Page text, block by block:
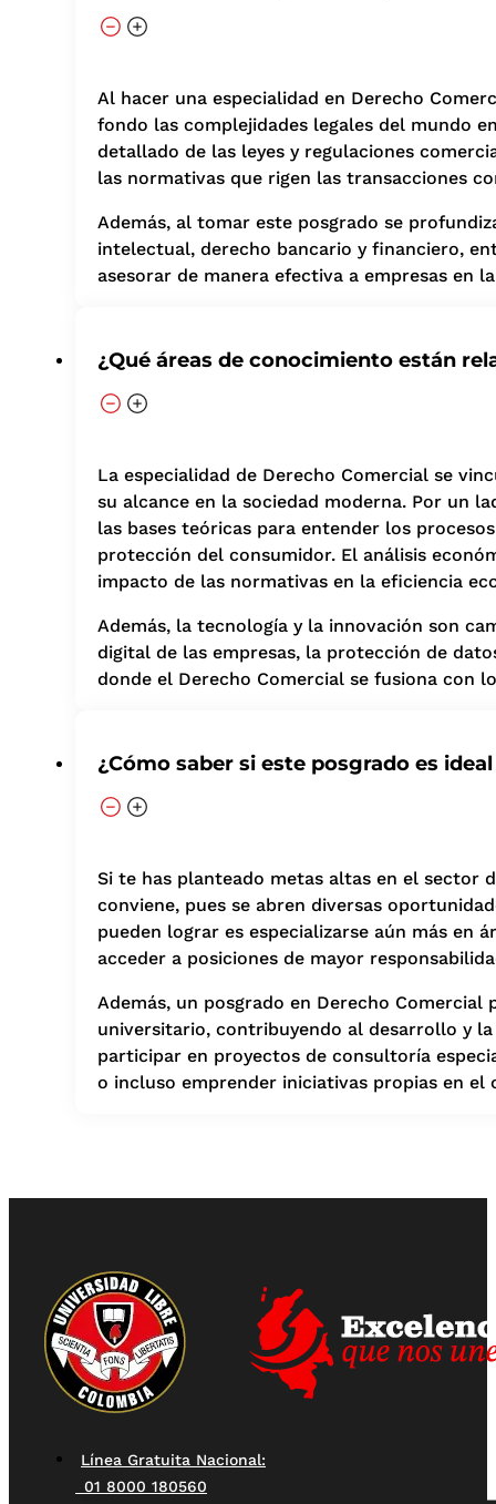
Al hacer una especialidad en Derecho
fondo las complejidades legales del mundo
detallado de las leyes y regulaciones
las normativas que rigen las transacciones
Además, al tomar este posgrado se
intelectual, derecho bancario y financiero,
asesorar de manera efectiva a empresas en
¿Qué áreas de conocimiento están
La especialidad de Derecho Comercial se
su alcance en la sociedad moderna. Por un
las bases teóricas para entender los
protección del consumidor. El análisis
impacto de las normativas en la eficiencia
Además, la tecnología y la innovación son
digital de las empresas, la protección de
donde el Derecho Comercial se fusiona con
¿Cómo saber si este posgrado es
Si te has planteado metas altas en el sector
conviene, pues se abren diversas
pueden lograr es especializarse aún más en
acceder a posiciones de mayor
Además, un posgrado en Derecho
universitario, contribuyendo al desarrollo y
participar en proyectos de consultoría
o incluso emprender iniciativas propias en el
Línea Gratuita Nacional:
01 8000 180560